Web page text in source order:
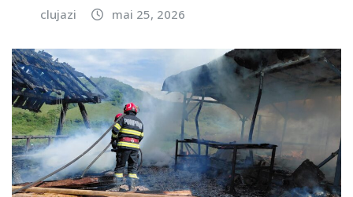
clujazi mai 25, 2026